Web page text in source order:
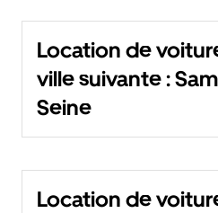
Location de
ville suivante :
Seine
Location de